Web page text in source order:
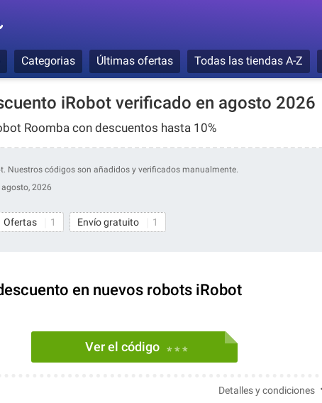
Categorias Últimas ofertas Todas las tiendas A-Z
iRobot verificado en agosto 2026
Roomba con descuentos hasta 10%
Nuestros códigos son añadidos y verificados manualmente.
agosto, 2026
Ofertas 1 Envío gratuito 1
en nuevos robots iRobot
Ver el código * * *
Detalles y condiciones